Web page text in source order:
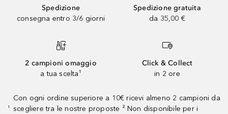
Spedizione
consegna entro 3/6 giorni
Spedizione gratuita
da 35,00 €
2 campioni omaggio
a tua scelta¹
Click & Collect
in 2 ore
¹
Con ogni ordine superiore a 10€ ricevi almeno 2 campioni da
scegliere tra le nostre proposte ² Non disponibile per i